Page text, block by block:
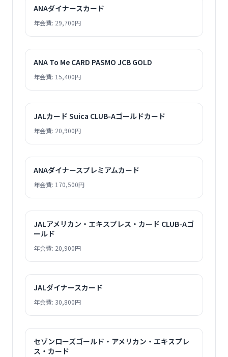
ANAダイナースカード
年会費: 29,700円
ANA To Me CARD PASMO JCB GOLD
年会費: 15,400円
JALカード Suica CLUB-Aゴールドカード
年会費: 20,900円
ANAダイナースプレミアムカード
年会費: 170,500円
JALアメリカン・エキスプレス・カード CLUB-Aゴ
ールド
年会費: 20,900円
JALダイナースカード
年会費: 30,800円
セゾンローズゴールド・アメリカン・エキスプレ
ス・カード